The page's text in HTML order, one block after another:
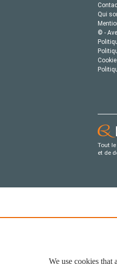
Qui
© -
Tout
et de
We use cookies that